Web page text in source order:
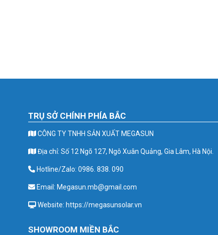
TRỤ SỞ CHÍNH PHÍA BẮC
CÔNG TY TNHH SẢN XUẤT MEGASUN
Địa chỉ: Số 12 Ngõ 127, Ngô Xuân Quảng, Gia Lâm, Hà Nội.
Hotline/Zalo: 0986. 838. 090
Email: Megasun.mb@gmail.com
Website: https://megasunsolar.vn
SHOWROOM MIỀN BẮC